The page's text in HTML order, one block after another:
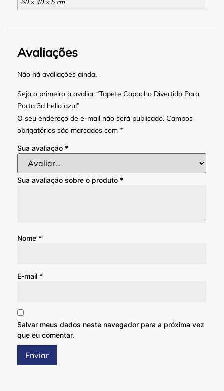
60 × 40 × 5 cm
Avaliações
Não há avaliações ainda.
Seja o primeiro a avaliar “Tapete Capacho Divertido Para
Porta 3d hello azul”
O seu endereço de e-mail não será publicado. Campos
obrigatórios são marcados com *
Sua avaliação *
Sua avaliação sobre o produto *
Nome *
E-mail *
Salvar meus dados neste navegador para a próxima vez
que eu comentar.